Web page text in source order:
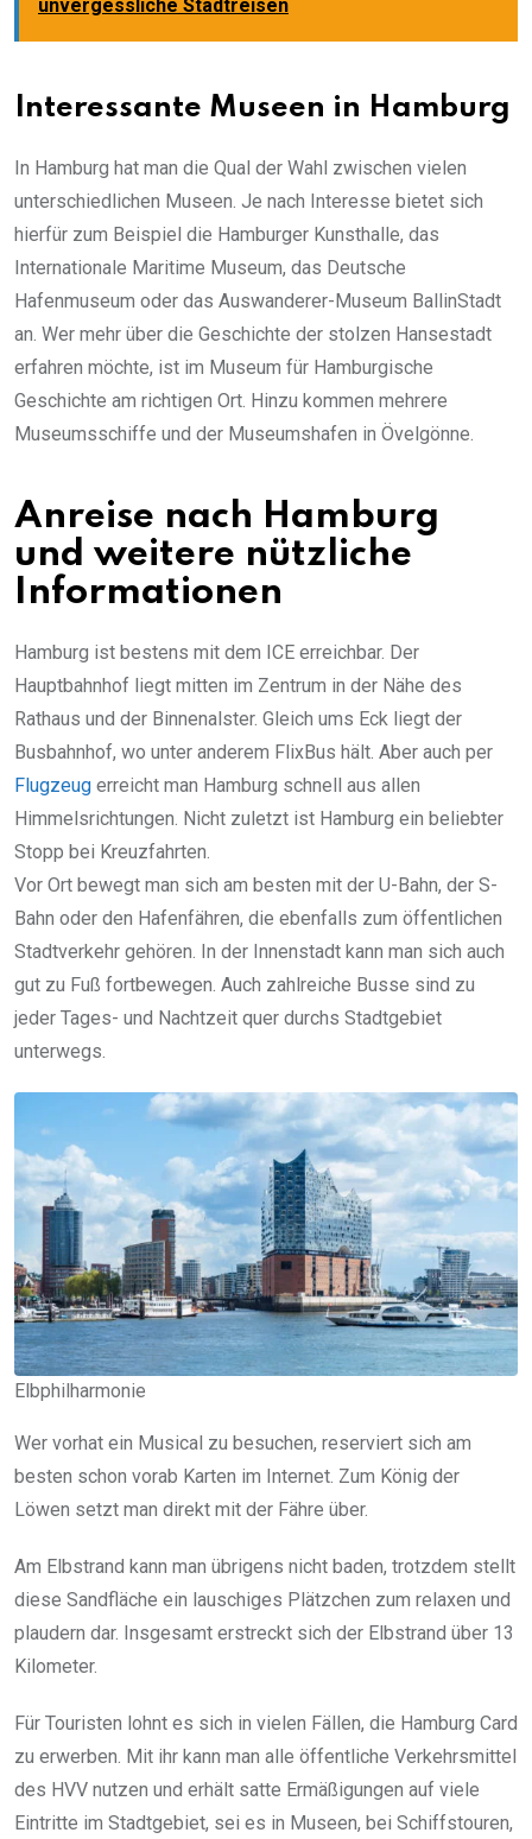
unvergessliche Stadtreisen
Interessante Museen in Hamburg
In Hamburg hat man die Qual der Wahl zwischen vielen
unterschiedlichen Museen. Je nach Interesse bietet sich
hierfür zum Beispiel die Hamburger Kunsthalle, das
Internationale Maritime Museum, das Deutsche
Hafenmuseum oder das Auswanderer-Museum BallinStadt
an. Wer mehr über die Geschichte der stolzen Hansestadt
erfahren möchte, ist im Museum für Hamburgische
Geschichte am richtigen Ort. Hinzu kommen mehrere
Museumsschiffe und der Museumshafen in Övelgönne.
Anreise nach Hamburg
und weitere nützliche
Informationen
Hamburg ist bestens mit dem ICE erreichbar. Der
Hauptbahnhof liegt mitten im Zentrum in der Nähe des
Rathaus und der Binnenalster. Gleich ums Eck liegt der
Busbahnhof, wo unter anderem FlixBus hält. Aber auch per
Flugzeug erreicht man Hamburg schnell aus allen
Himmelsrichtungen. Nicht zuletzt ist Hamburg ein beliebter
Stopp bei Kreuzfahrten.
Vor Ort bewegt man sich am besten mit der U-Bahn, der S-
Bahn oder den Hafenfähren, die ebenfalls zum öffentlichen
Stadtverkehr gehören. In der Innenstadt kann man sich auch
gut zu Fuß fortbewegen. Auch zahlreiche Busse sind zu
jeder Tages- und Nachtzeit quer durchs Stadtgebiet
unterwegs.
Elbphilharmonie
Wer vorhat ein Musical zu besuchen, reserviert sich am
besten schon vorab Karten im Internet. Zum König der
Löwen setzt man direkt mit der Fähre über.
Am Elbstrand kann man übrigens nicht baden, trotzdem stellt
diese Sandfläche ein lauschiges Plätzchen zum relaxen und
plaudern dar. Insgesamt erstreckt sich der Elbstrand über 13
Kilometer.
Für Touristen lohnt es sich in vielen Fällen, die Hamburg Card
zu erwerben. Mit ihr kann man alle öffentliche Verkehrsmittel
des HVV nutzen und erhält satte Ermäßigungen auf viele
Eintritte im Stadtgebiet, sei es in Museen, bei Schiffstouren,